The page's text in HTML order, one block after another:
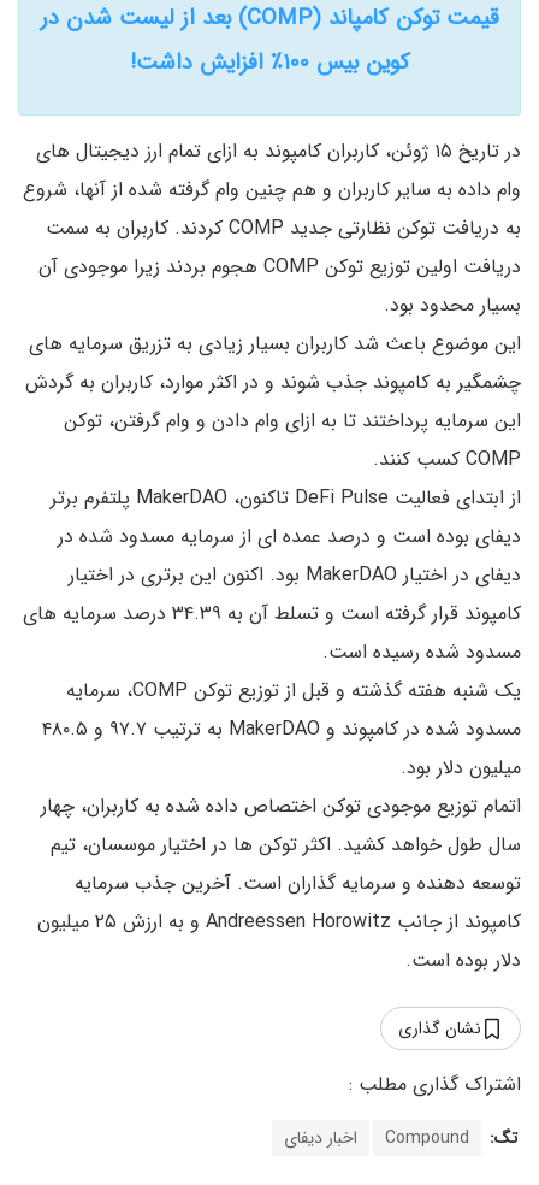
قیمت توکن کامپاند (COMP) بعد از لیست شدن در
کوین بیس ۱۰۰٪ افزایش داشت!
در تاریخ ۱۵ ژوئن، کاربران کامپوند به ازای تمام ارز دیجیتال های
وام داده به سایر کاربران و هم چنین وام گرفته شده از آنها، شروع
به دریافت توکن نظارتی جدید COMP کردند. کاربران به سمت
دریافت اولین توزیع توکن COMP هجوم بردند زیرا موجودی آن
بسیار محدود بود.
این موضوع باعث شد کاربران بسیار زیادی به تزریق سرمایه های
چشمگیر به کامپوند جذب شوند و در اکثر موارد، کاربران به گردش
این سرمایه پرداختند تا به ازای وام دادن و وام گرفتن، توکن
COMP کسب کنند.
از ابتدای فعالیت DeFi Pulse تاکنون، MakerDAO پلتفرم برتر
دیفای بوده است و درصد عمده ای از سرمایه مسدود شده در
دیفای در اختیار MakerDAO بود. اکنون این برتری در اختیار
کامپوند قرار گرفته است و تسلط آن به ۳۴.۳۹ درصد سرمایه های
مسدود شده رسیده است.
یک شنبه هفته گذشته و قبل از توزیع توکن COMP، سرمایه
مسدود شده در کامپوند و MakerDAO به ترتیب ۹۷.۷ و ۴۸۰.۵
میلیون دلار بود.
اتمام توزیع موجودی توکن اختصاص داده شده به کاربران، چهار
سال طول خواهد کشید. اکثر توکن ها در اختیار موسسان، تیم
توسعه دهنده و سرمایه گذاران است. آخرین جذب سرمایه
کامپوند از جانب Andreessen Horowitz و به ارزش ۲۵ میلیون
دلار بوده است.
نشان گذاری
تگ: Compound اخبار دیفای